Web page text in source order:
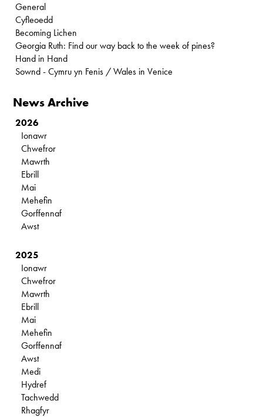
General
Cyfleoedd
Becoming Lichen
Georgia Ruth: Find our way back to the week of pines?
Hand in Hand
Sownd - Cymru yn Fenis / Wales in Venice
News Archive
2026
Ionawr
Chwefror
Mawrth
Ebrill
Mai
Mehefin
Gorffennaf
Awst
2025
Ionawr
Chwefror
Mawrth
Ebrill
Mai
Mehefin
Gorffennaf
Awst
Medi
Hydref
Tachwedd
Rhagfyr